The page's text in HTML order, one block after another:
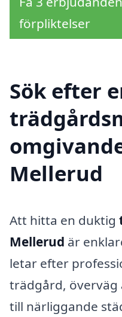
förpliktelser
Sök efter
Mellerud
Att hitta en duktig
Mellerud är
letar efter
trädgård, överväg
till närliggande